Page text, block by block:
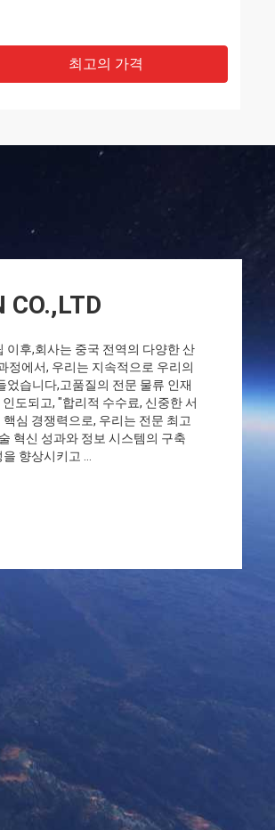
최고의 가격
CO.,LTD
이후,회사는 중국 전역의 다양한 산
정에서, 우리는 지속적으로 우리의
습니다,고품질의 전문 물류 인재
도되고, "합리적 수수료, 신중한 서
심 경쟁력으로, 우리는 전문 최고
혁신 성과와 정보 시스템의 구축
향상시키고 ...